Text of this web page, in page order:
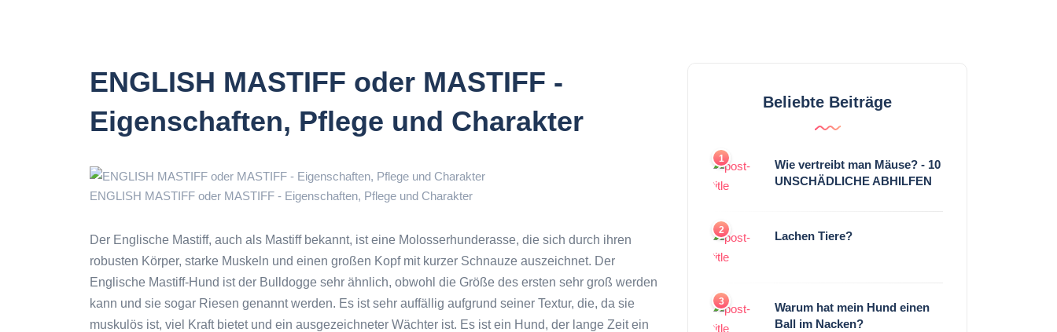
ENGLISH MASTIFF oder MASTIFF -
Eigenschaften, Pflege und Charakter
ENGLISH MASTIFF oder MASTIFF - Eigenschaften, Pflege und Charakter
Der Englische Mastiff, auch als Mastiff bekannt, ist eine Molosserhunderasse, die sich durch ihren
robusten Körper, starke Muskeln und einen großen Kopf mit kurzer Schnauze auszeichnet. Der
Englische Mastiff-Hund ist der Bulldogge sehr ähnlich, obwohl die Größe des ersten sehr groß werden
kann und sie sogar Riesen genannt werden. Es ist sehr auffällig aufgrund seiner Textur, die, da sie
muskulös ist, viel Kraft bietet und ein ausgezeichneter Wächter ist. Es ist ein Hund, der lange Zeit ein
Beliebte Beiträge
1
Wie vertreibt man Mäuse? - 10
UNSCHÄDLICHE ABHILFEN
2 Lachen Tiere?
3
Warum hat mein Hund einen
Ball im Nacken?